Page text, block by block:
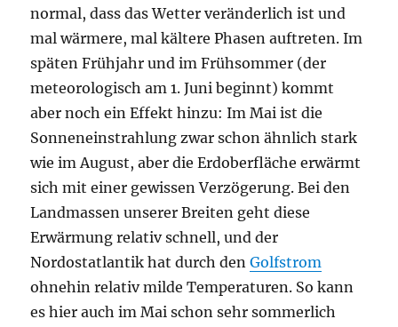
normal, dass das Wetter veränderlich ist und
mal wärmere, mal kältere Phasen auftreten. Im
späten Frühjahr und im Frühsommer (der
meteorologisch am 1. Juni beginnt) kommt
aber noch ein Effekt hinzu: Im Mai ist die
Sonneneinstrahlung zwar schon ähnlich stark
wie im August, aber die Erdoberfläche erwärmt
sich mit einer gewissen Verzögerung. Bei den
Landmassen unserer Breiten geht diese
Erwärmung relativ schnell, und der
Nordostatlantik hat durch denGolfstrom
ohnehin relativ milde Temperaturen. So kann
es hier auch im Mai schon sehr sommerlich